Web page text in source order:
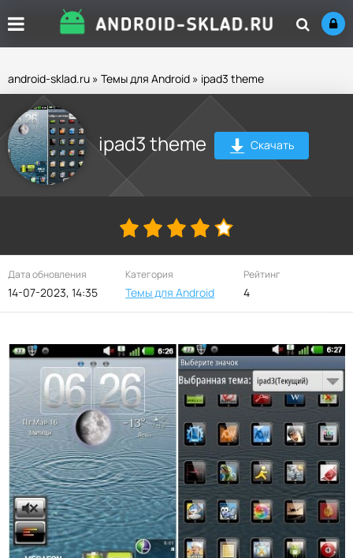
android-sklad.ru » Темы для Android » ipad3 theme
ipad3 theme Скачать
Дата обновления
14-07-2023, 14:35
Категория
Темы для Android
Рейтинг
4